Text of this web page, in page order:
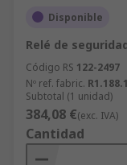
Disponible
Relé de
Código RS 122-2497
Nº ref. fabric.
Subtotal (1 unidad)
384,08 €(exc. IVA)
Cantidad